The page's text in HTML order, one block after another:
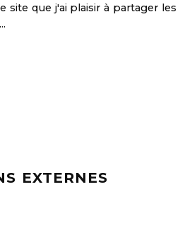
site que j'ai plaisir à partager les
EXTERNES